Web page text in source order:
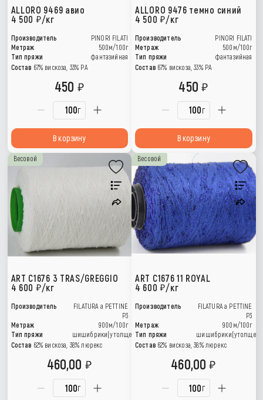
ALLORO 9469 авио
4 500
/кг
Производитель
PINORI FILATI
Метраж
500м/100г
Тип пряжи
фантазийная
Состав 67% вискоза, 33% PA
г
450
В корзину
ALLORO 9476 темно синий
4 500 /кг
Производитель
PINORI FILATI
Метраж
500м/100г
Тип пряжи
фантазийная
Состав 67% вискоза, 33% PA
г
450
В корзину
Весовой
ART C1676 3 TRAS/GREGGIO
4 600
/кг
Производитель
FILATURA a PETTINE
P3
Метраж
900м/100г
Тип пряжи
шишибрики(утолщения)
Состав 62% вискоза, 38% люрекс
г
460,00
Весовой
ART C1676 11 ROYAL
4 600 /кг
Производитель
FILATURA a PETTINE
P3
Метраж
900м/100г
Тип пряжи
Состав 62% вискоза, 38% люрекс
г
460,00